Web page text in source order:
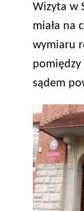
Wizyta w
miała na
wymiaru
pomiędzy
sądem